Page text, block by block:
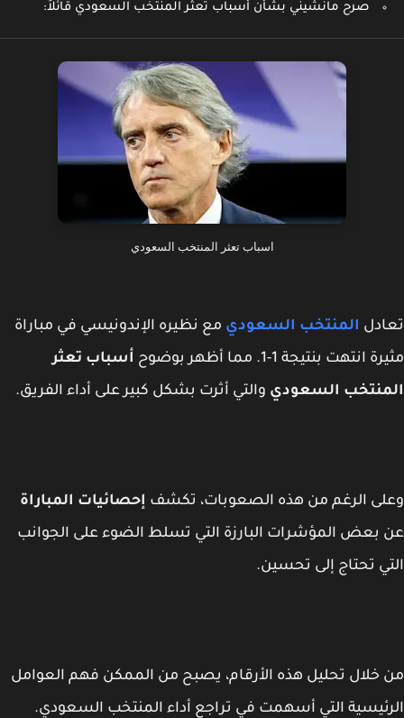
صرح مانشيني بشأن أسباب تعثر المنتخب السعودي قائلاً:
اسباب تعثر المنتخب السعودي
المنتخب السعوديمع نظيره الإندونيسي في مباراة
انتهت بنتيجة 1-1. مما أظهر بوضوح
أسباب تعثر
السعوديوالتي أثرت بشكل كبير على أداء الفريق.
الرغم من هذه الصعوبات، تكشفإحصائيات المباراة
بعض المؤشرات البارزة التي تسلط الضوء على الجوانب
تحتاج إلى تحسين.
خلال تحليل هذه الأرقام، يصبح من الممكن فهم العوامل
التي أسهمت في تراجع أداء المنتخب السعودي.